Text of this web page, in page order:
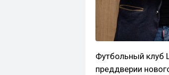
Футбольный клуб
преддверии